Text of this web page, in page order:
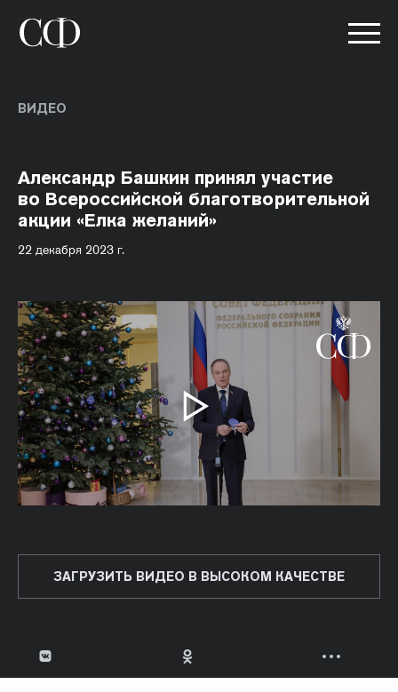
ВИДЕО
Александр Башкин принял участие
во Всероссийской благотворительной
акции «Елка желаний»
22 декабря 2023 г.
ЗАГРУЗИТЬ ВИДЕО В ВЫСОКОМ КАЧЕСТВЕ